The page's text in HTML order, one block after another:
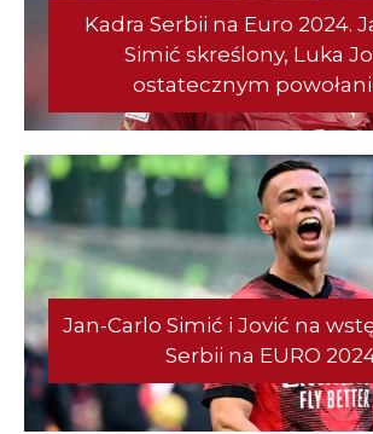
Kadra Serbii na Euro 2024.
Simić skreślony, Luka
ostatecznym
Jan-Carlo Simić i Jović na
Serbii na EURO